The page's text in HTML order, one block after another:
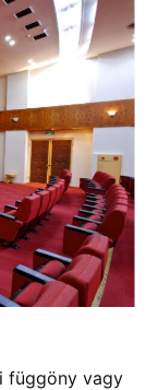
függöny vagy